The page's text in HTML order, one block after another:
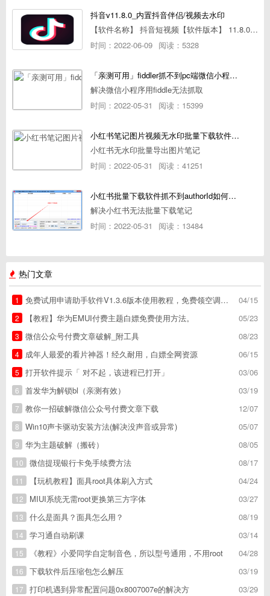
抖音v11.8.0_内置抖音伴侣/视频去水印
【软件名称】 抖音短视频【软件版本】 11.8.0【软件大小】 83.74M【是否Root】不需要【测试机型】PCML10 [oppo Reno Ace]【文字介绍】 抖音短视频app是一款很有意思娱
时间：2022-06-09 阅读：5328
「亲测可用」fiddler抓不到pc端微信小程序包解决方案
解决微信小程序用fiddle无法抓取
时间：2022-05-31
阅读：15399
小红书笔记图片视频无水印批量下载软件使用教程
小红书无水印批量导出图片笔记
时间：2022-05-31
阅读：41251
小红书批量下载软件抓不到authorId如何解决
解决小红书无法批量下载笔记
时间：2022-05-31
阅读：13484
热门文章
04/15
1
免费试用申请助手软件V1.3.6版本使用教程，免费领空调冰箱，附下载地址
05/23
2
【教程】华为EMUI付费主题白嫖免费使用方法。
08/23
3
微信公众号付费文章破解_附工具
06/15
4
成年人最爱的看片神器！经久耐用，白嫖全网资源
03/06
5
打开软件提示「 对不起，该进程已打开」
03/19
6
首发华为解锁bl（亲测有效）
12/07
7
教你一招破解微信公众号付费文章下载
05/07
8
Win10声卡驱动安装方法(解决没声音或异常)
08/05
9
华为主题破解（搬砖）
08/17
10
微信提现银行卡免手续费方法
04/24
11
【玩机教程】面具root具体刷入方式
03/27
12
MIUI系统无需root更换第三方字体
08/19
13
什么是面具？面具怎么用？
03/14
14
学习通自动刷课
04/28
15
《教程》小爱同学自定制音色，所以型号通用，不用root
03/19
16
下载软件后压缩包怎么解压
03/29
17
打印机遇到异常配置问题0x8007007e的解决方